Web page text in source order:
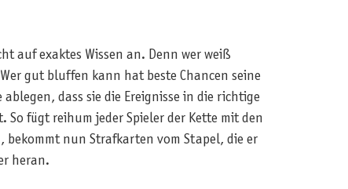
auf exaktes Wissen an. Denn wer weiß
gut bluffen kann hat beste Chancen seine
dass sie die Ereignisse in die richtige
fügt reihum jeder Spieler der Kette mit den
bekommt nun Strafkarten vom Stapel, die er
heran.